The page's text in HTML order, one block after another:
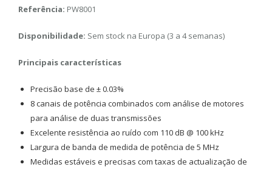
Referência: PW8001
Disponibilidade: Sem stock na Europa (3 a 4 semanas)
Principais características
Precisão base de ± 0.03%
8 canais de potência combinados com análise de motores
para análise de duas transmissões
Excelente resistência ao ruído com 110 dB @ 100 kHz
Largura de banda de medida de potência de 5 MHz
Medidas estáveis e precisas com taxas de actualização de